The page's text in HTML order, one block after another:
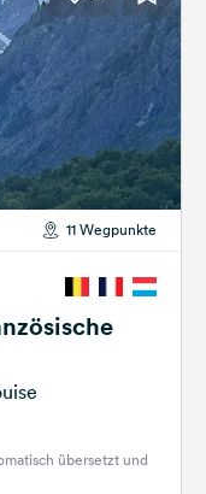
11 Wegpunkte
übersetzt und